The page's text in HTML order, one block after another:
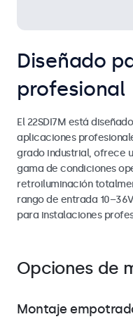
Diseñado
profesional
El 22SDI7M está
aplicaciones
grado industrial, ofrece
gama de condiciones
retroiluminación
rango de entrada
para instalaciones
Opciones de
Montaje